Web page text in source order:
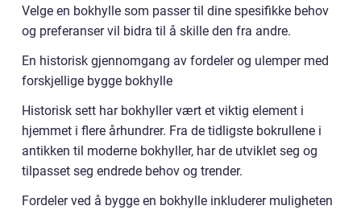
Velge en bokhylle som passer til dine spesifikke behov
og preferanser vil bidra til å skille den fra andre.
En historisk gjennomgang av fordeler og ulemper med
forskjellige bygge bokhylle
Historisk sett har bokhyller vært et viktig element i
hjemmet i flere århundrer. Fra de tidligste bokrullene i
antikken til moderne bokhyller, har de utviklet seg og
tilpasset seg endrede behov og trender.
Fordeler ved å bygge en bokhylle inkluderer muligheten